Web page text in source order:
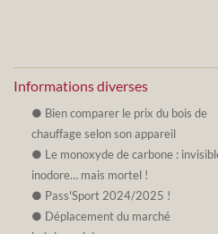
Informations diverses
Bien comparer le prix du bois de
chauffage selon son appareil
Le monoxyde de carbone :
inodore… mais mortel !
Pass'Sport 2024/2025 !
Déplacement du marché